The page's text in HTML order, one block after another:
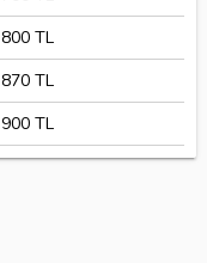
800 TL
870 TL
900 TL